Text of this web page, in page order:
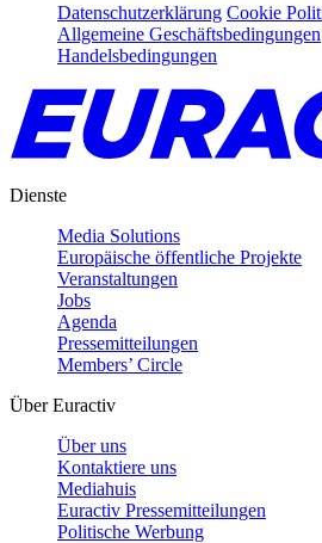
Datenschutzerklärung Cookie
Allgemeine Geschäftsbedingungen
Handelsbedingungen
Dienste
Media Solutions
Europäische öffentliche Projekte
Veranstaltungen
Jobs
Agenda
Pressemitteilungen
Members’ Circle
Über Euractiv
Über uns
Kontaktiere uns
Mediahuis
Euractiv Pressemitteilungen
Politische Werbung